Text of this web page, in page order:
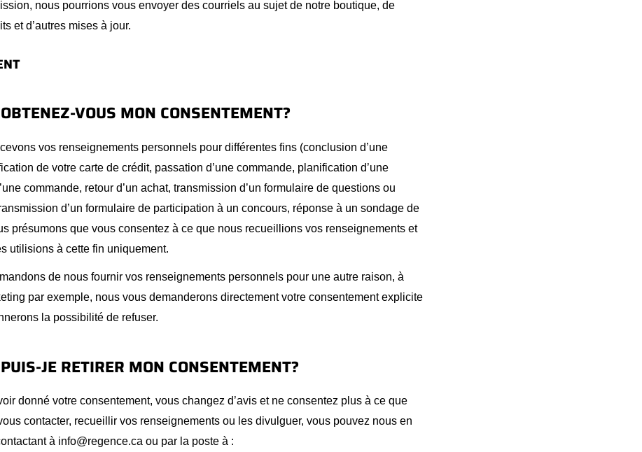
nous pourrions vous envoyer des courriels au sujet de notre boutique, de
et d’autres mises à jour.
VOUS MON CONSENTEMENT?
vos renseignements personnels pour différentes fins (conclusion d’une
de votre carte de crédit, passation d’une commande, planification d’une
commande, retour d’un achat, transmission d’un formulaire de questions ou
d’un formulaire de participation à un concours, réponse à un sondage de
présumons que vous consentez à ce que nous recueillions vos renseignements et
utilisions à cette fin uniquement.
de nous fournir vos renseignements personnels pour une autre raison, à
par exemple, nous vous demanderons directement votre consentement explicite
la possibilité de refuser.
JE RETIRER MON CONSENTEMENT?
donné votre consentement, vous changez d’avis et ne consentez plus à ce que
contacter, recueillir vos renseignements ou les divulguer, vous pouvez nous en
à info@regence.ca ou par la poste à :